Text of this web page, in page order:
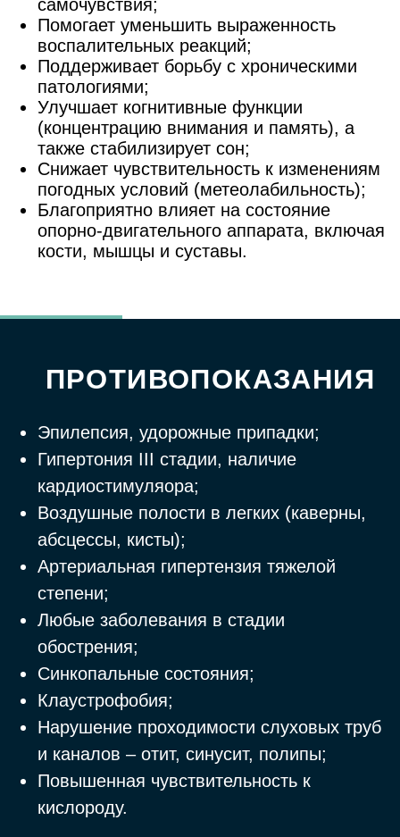
ОСНОВНЫЕ
ПАРАМЕТРЫ КУРСА
ГБО:
Количество сеансов: в среднем 8–12
процедур, но при некоторых состояниях
(например, неврологических
расстройствах) может потребоваться до
Длительность одного сеанса: обычно 40–
60 минут, но может варьироваться в
зависимости от режима лечения.
Частота проведения: как правило,
ВОПРОСЫ?
СТОИМОСТЬ